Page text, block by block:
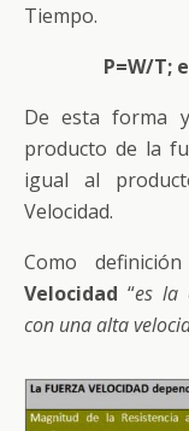
Tiempo.
P=W/T;
De esta forma
producto de la
igual al
Velocidad.
Como
Velocidad “es la
con una alta